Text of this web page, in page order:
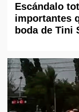
Escándalo
importantes
boda de Tini